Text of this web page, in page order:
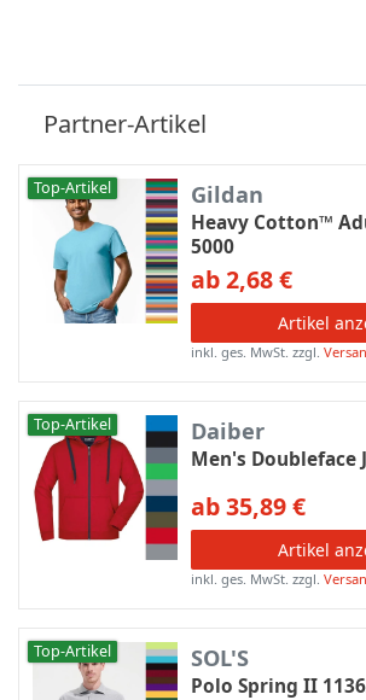
Partner-Artikel
Top-Artikel Gildan
Heavy Cotton™
5000
ab 2,68 €
Artikel
inkl. ges. MwSt. zzgl.
Top-Artikel Daiber
Men's Doubleface
ab 35,89 €
Artikel
inkl. ges. MwSt. zzgl.
Top-Artikel SOL'S
Polo Spring II